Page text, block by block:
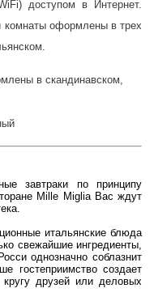
доступом в Интернет.
комнаты оформлены в трех
в скандинавском,
завтраки по принципу
Mille Miglia Вас ждут
итальянские блюда
свежайшие ингредиенты,
однозначно соблазнит
создает
друзей или деловых